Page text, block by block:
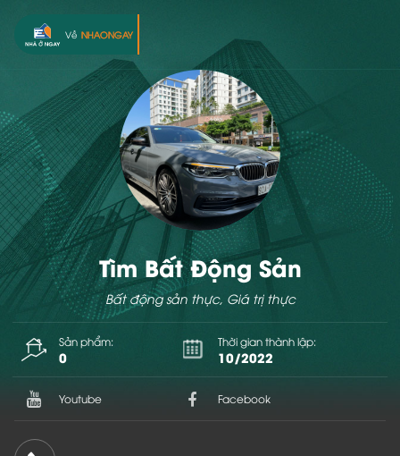
Về NHAONGAY
Tìm Bất Động Sản
Bất động sản thực, Giá trị thực
Sản phẩm:
0
Thời gian thành lập:
10/2022
Youtube Facebook